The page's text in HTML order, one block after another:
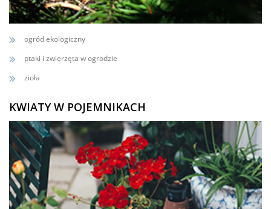
ogród ekologiczny
ptaki i zwierzęta w ogrodzie
zioła
KWIATY W POJEMNIKACH